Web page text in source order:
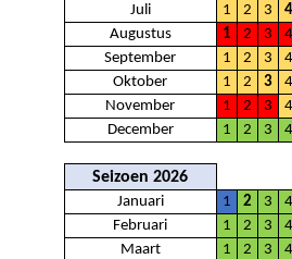
Juli
1 2 3
4
Augustus
1 2 3
4
September
1 2 3
4
Oktober
1 2 3
4
November
1 2 3
4
December
1 2 3 4
Seizoen 2026
Januari 1 2 3
4
Februari
1 2 3
4
Maart
1 2 3
4